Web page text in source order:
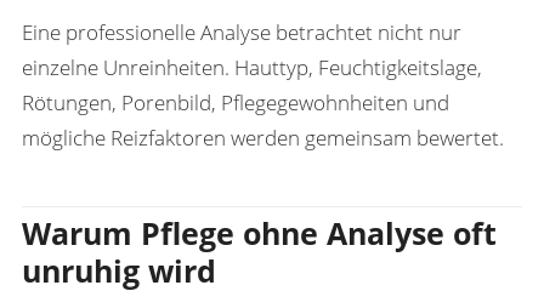
Eine professionelle Analyse betrachtet nicht nur
einzelne Unreinheiten. Hauttyp, Feuchtigkeitslage,
Rötungen, Porenbild, Pflegegewohnheiten und
mögliche Reizfaktoren werden gemeinsam bewertet.
Warum Pflege ohne Analyse oft
unruhig wird